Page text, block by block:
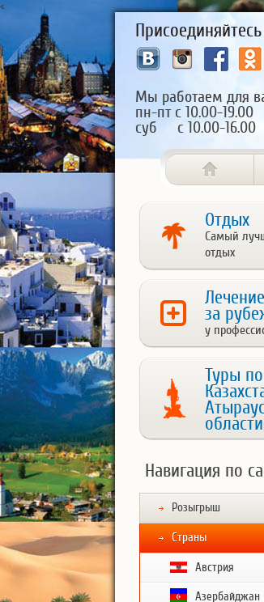
<
Мы работаем для
пн-пт с 10.00-19.00
суб с 10.00-16.00
Отдых
Самый
отдых
Лечение
за
у
Туры по
области
Навигация по
Розыгрыш
Страны
Австрия
Азербайджан